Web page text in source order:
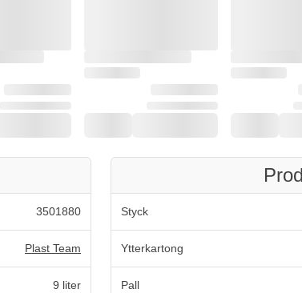
3501880
Plast Team
9 liter
Styck
Ytterkartong
Pall